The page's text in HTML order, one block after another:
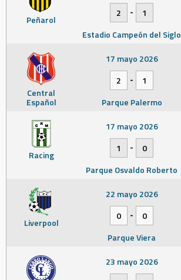
Peñarol
2
-
1
Estadio Campeón del Siglo
Central
Español
17 mayo 2026
2
-
1
Parque Palermo
Racing
17 mayo 2026
1
-
0
Parque Osvaldo Roberto
Liverpool
22 mayo 2026
0
-
0
Parque Viera
23 mayo 2026